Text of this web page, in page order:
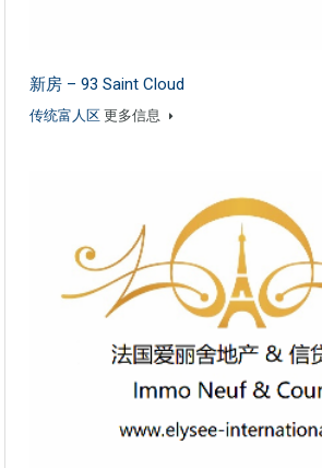
新房 – 93 Saint Cloud
传统富人区更多信息